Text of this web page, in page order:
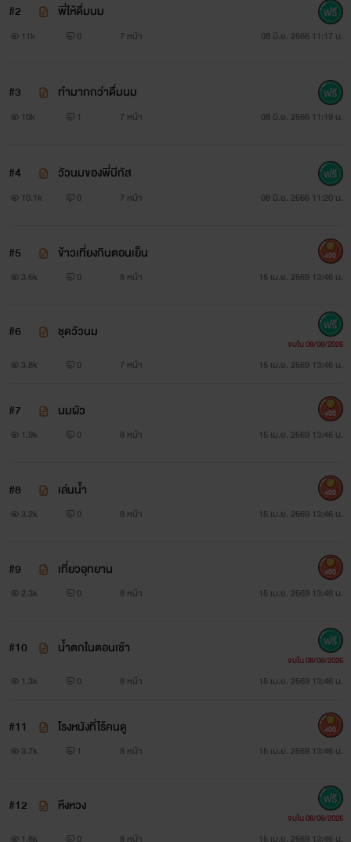
#2 พี่ให้ดื่มนม
11k 0 7 หน้า 08 มิ.ย. 2566 11:17 น.
#3 ทำมากกว่าดื่มนม
10k 1 7 หน้า 08 มิ.ย. 2566 11:19 น.
#4 วัวนมของพี่บีกัส
10.1k 0 7 หน้า 08 มิ.ย. 2566 11:20 น.
#5 ข้าวเที่ยงกินตอนเย็น
3.6k 0 8 หน้า 15 เม.ย. 2569 13:46 น.
400
#6 ชุดวัวนม
3.8k 0 7 หน้า 15 เม.ย. 2569 13:46 น.
จบใน 08/08/2026
#7 นมผัว
1.9k 0 8 หน้า 15 เม.ย. 2569 13:46 น.
400
#8 เล่นน้ำ
3.2k 0 8 หน้า 15 เม.ย. 2569 13:46 น.
400
#9 เที่ยวอุทยาน
2.3k 0 8 หน้า 15 เม.ย. 2569 13:46 น.
400
#10 น้ำตกในตอนเช้า
1.3k 0 8 หน้า 15 เม.ย. 2569 13:46 น.
จบใน 08/08/2026
#11 โรงหนังที่ไร้คนดู
3.7k 1 8 หน้า 15 เม.ย. 2569 13:46 น.
400
#12 หึงหวง
1.8k 0 8 หน้า 15 เม.ย. 2569 13:46 น.
จบใน 08/08/2026